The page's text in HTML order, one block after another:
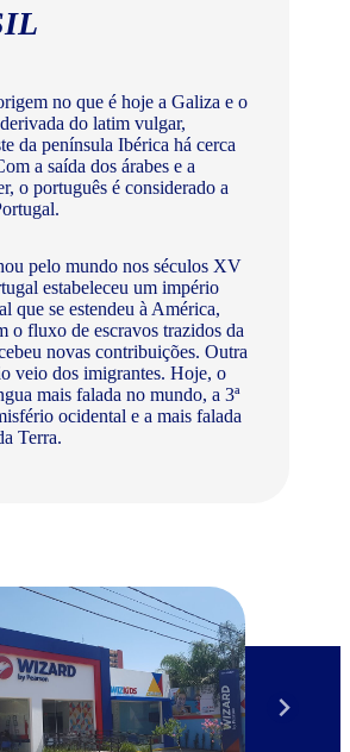
no que é hoje a Galiza e o
do latim vulgar,
da península Ibérica há cerca
a saída dos árabes e a
o português é considerado a
pelo mundo nos séculos XV
estabeleceu um império
que se estendeu à América,
o fluxo de escravos trazidos da
novas contribuições. Outra
veio dos imigrantes. Hoje, o
mais falada no mundo, a 3ª
ocidental e a mais falada
Terra.